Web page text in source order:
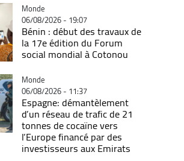
Catégorie
Monde
06/08/2026 - 19:07
Bénin : début des travaux de
la 17e édition du Forum
social mondial à Cotonou
Catégorie
Monde
06/08/2026 - 11:37
Espagne: démantèlement
d’un réseau de trafic de 21
tonnes de cocaïne vers
l’Europe financé par des
investisseurs aux Emirats